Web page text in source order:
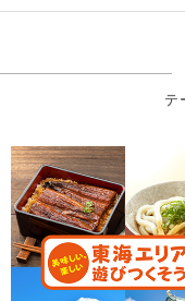
テ